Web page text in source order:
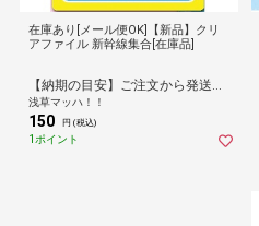
在庫あり[メール便OK]【新品】クリ
アファイル 新幹線集合[在庫品]
【納期の目安】ご注文から発送まで[1営業日※在庫品]お時間がかかります。
浅草マッハ！！
150 円 (税込)
1ポイント